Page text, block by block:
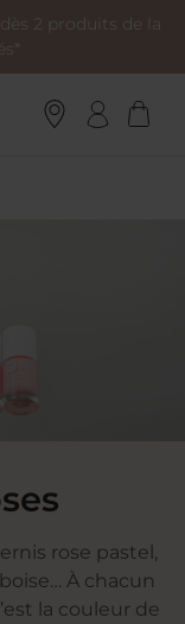
dès 2 produits de la
rose pastel,
À chacun
la couleur de